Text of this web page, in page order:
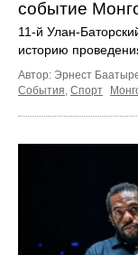
событие
11-й Улан-
историю
Автор: Эрнест
События, Спорт